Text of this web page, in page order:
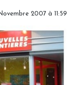
2007 à 11:59